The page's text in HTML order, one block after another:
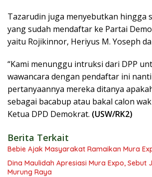
Tazarudin juga menyebutkan hingga
yang sudah mendaftar ke Partai
yaitu Rojikinnor, Heriyus M. Yoseph
“Kami menunggu intruksi dari DPP
wawancara dengan pendaftar ini
pertanyaannya mereka ditanya
sebagai bacabup atau bakal calon
Ketua DPD Demokrat. (USW/RK2)
Berita Terkait
Bebie Ajak Masyarakat Ramaikan Mura
Dina Maulidah Apresiasi Mura Expo, Sebut
Murung Raya